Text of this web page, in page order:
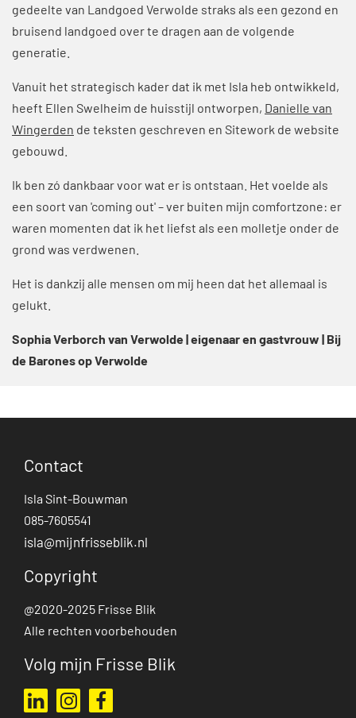
gedeelte van Landgoed Verwolde straks als een gezond en
bruisend landgoed over te dragen aan de volgende
generatie.
Vanuit het strategisch kader dat ik met Isla heb ontwikkeld,
heeft Ellen Swelheim de huisstijl ontworpen, Danielle van
Wingerden de teksten geschreven en Sitework de website
gebouwd.
Ik ben zó dankbaar voor wat er is ontstaan. Het voelde als
een soort van 'coming out' – ver buiten mijn comfortzone: er
waren momenten dat ik het liefst als een molletje onder de
grond was verdwenen.
Het is dankzij alle mensen om mij heen dat het allemaal is
gelukt.
Sophia Verborch van Verwolde | eigenaar en gastvrouw | Bij
de Barones op Verwolde
Contact
Isla Sint-Bouwman
085-7605541
isla@mijnfrisseblik.nl
Copyright
@2020-2025 Frisse Blik
Alle rechten voorbehouden
Volg mijn Frisse Blik
Ga naar mijn LinkedIn profiel
Ga naar mijn Instagram profiel